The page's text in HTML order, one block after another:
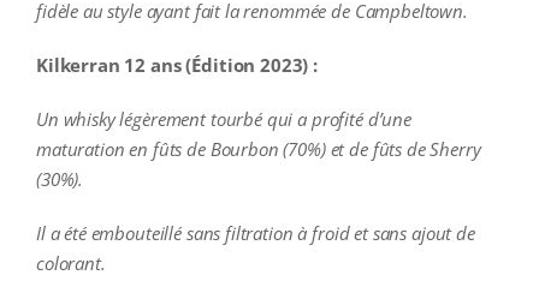
fidèle au style ayant fait la renommée de Campbeltown.
Kilkerran 12 ans (Édition 2023) :
Un whisky légèrement tourbé qui a profité d’une
maturation en fûts de Bourbon (70%) et de fûts de Sherry
(30%).
Il a été embouteillé sans filtration à froid et sans ajout de
colorant.